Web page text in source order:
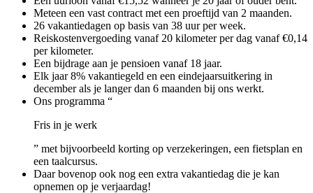
Meteen een vast contract met een proeftijd van 2 maanden.
26 vakantiedagen op basis van 38 uur per week.
Reiskostenvergoeding vanaf 20 kilometer per dag vanaf €0,14
per kilometer.
Een bijdrage aan je pensioen vanaf 18 jaar.
Elk jaar 8% vakantiegeld en een eindejaarsuitkering in
december als je langer dan 6 maanden bij ons werkt.
Ons programma “
Fris in je werk
” met bijvoorbeeld korting op verzekeringen, een fietsplan en
een taalcursus.
Daar bovenop ook nog een extra vakantiedag die je kan
opnemen op je verjaardag!